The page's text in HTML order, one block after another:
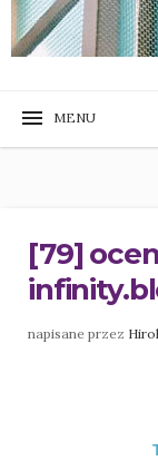
[79]
napisane przez